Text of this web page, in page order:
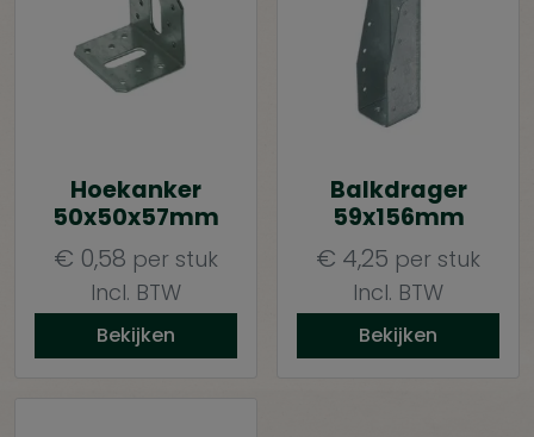
Hoekanker
50x50x57mm
€ 0,58 per stuk
Incl. BTW
Bekijken
Balkdrager
59x156mm
€ 4,25 per stuk
Incl. BTW
Bekijken